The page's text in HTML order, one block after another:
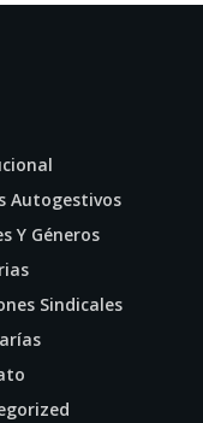
Autogestivos
Y Géneros
Sindicales